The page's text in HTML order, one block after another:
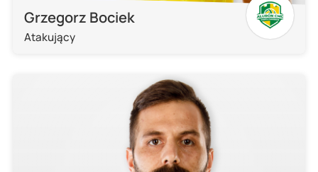
Grzegorz Bociek
Atakujący